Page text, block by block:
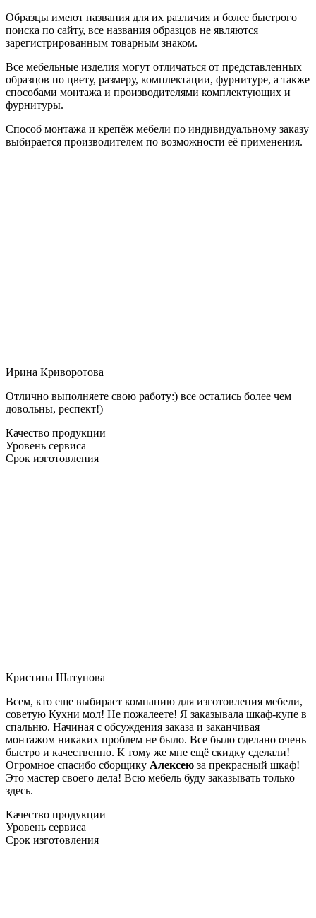
Образцы имеют названия для их различия и более быстрого
поиска по сайту, все названия образцов не являются
зарегистрированным товарным знаком.
Все мебельные изделия могут отличаться от представленных
образцов по цвету, размеру, комплектации, фурнитуре, а также
способами монтажа и производителями комплектующих и
фурнитуры.
Способ монтажа и крепёж мебели по индивидуальному заказу
выбирается производителем по возможности её применения.
Ирина Криворотова
Отлично выполняете свою работу:) все остались более чем
довольны, респект!)
Качество продукции
Уровень сервиса
Срок изготовления
Кристина Шатунова
Всем, кто еще выбирает компанию для изготовления мебели,
советую Кухни мол! Не пожалеете! Я заказывала шкаф-купе в
спальню. Начиная с обсуждения заказа и заканчивая
монтажом никаких проблем не было. Все было сделано очень
быстро и качественно. К тому же мне ещё скидку сделали!
Огромное спасибо сборщику Алексею за прекрасный шкаф!
Это мастер своего дела! Всю мебель буду заказывать только
здесь.
Качество продукции
Уровень сервиса
Срок изготовления